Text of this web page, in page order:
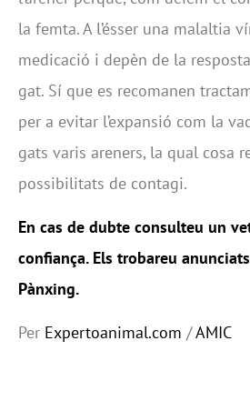
la femta. A l’ésser una malaltia
medicació i depèn de la
gat. Sí que es recomanen
per a evitar l’expansió com la
gats varis areners, la qual cosa
possibilitats de contagi.
En cas de dubte consulteu un
confiança. Els trobareu
Pànxing.
Per Expertoanimal.com /AMIC